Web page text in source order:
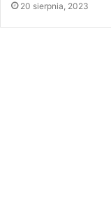
20 sierpnia, 2023